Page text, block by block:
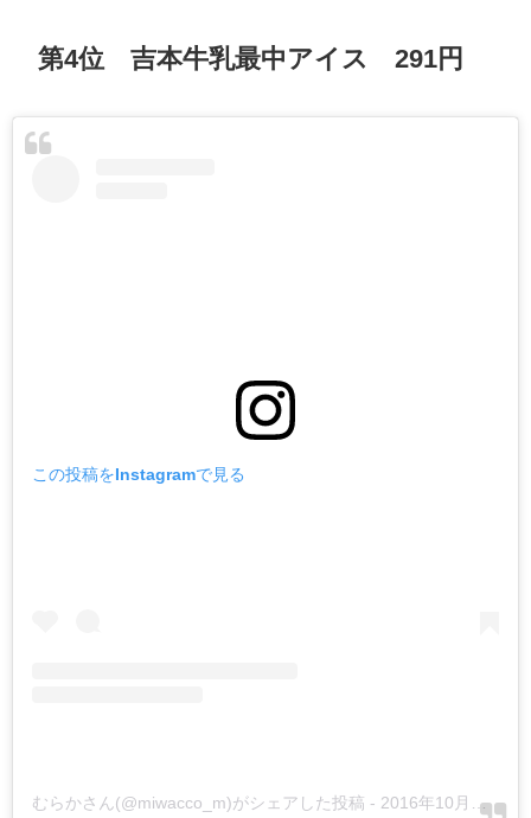
第4位 吉本牛乳最中アイス 291円
この投稿をInstagramで見る
むらかさん(@miwacco_m)がシェアした投稿 - 2016年10月月22日午後11時16分PDT